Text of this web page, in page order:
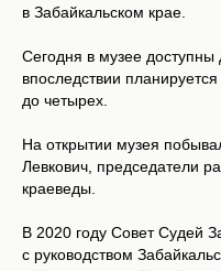
в Забайкальском крае.
Сегодня в музее доступны
впоследствии
до четырех.
На открытии музея
Левкович, председатели
краеведы.
В 2020 году Совет Судей
с руководством